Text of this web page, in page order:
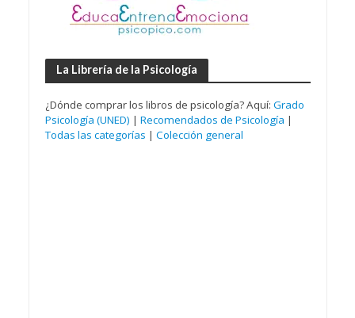
La Librería de la Psicología
¿Dónde comprar los libros de psicología? Aquí: Grado
Psicología (UNED) | Recomendados de Psicología |
Todas las categorías | Colección general